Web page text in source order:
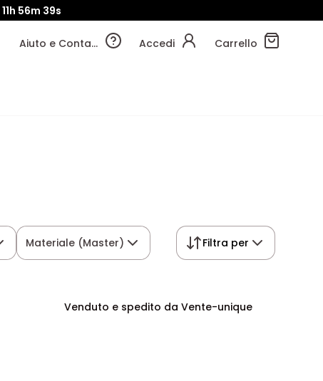
11h 56m 38s
Aiuto e Contatti Accedi Carrello
Materiale (Master) Filtra per
Venduto e spedito da Vente-unique